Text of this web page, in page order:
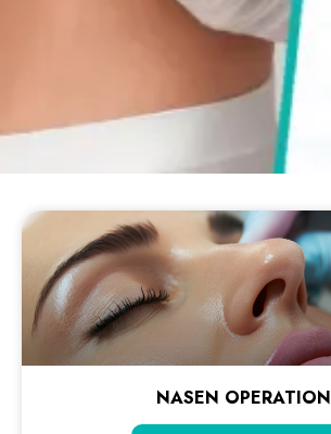
NASEN OPERATION